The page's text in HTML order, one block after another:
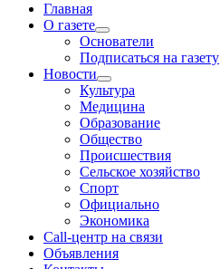
Главная
О газете
Основатели
Подписаться на газету
Новости
Культура
Медицина
Образование
Общество
Происшествия
Сельское хозяйство
Спорт
Официально
Экономика
Call-центр на связи
Объявления